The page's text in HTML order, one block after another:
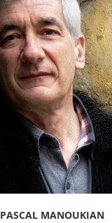
PASCAL MANOUKIAN